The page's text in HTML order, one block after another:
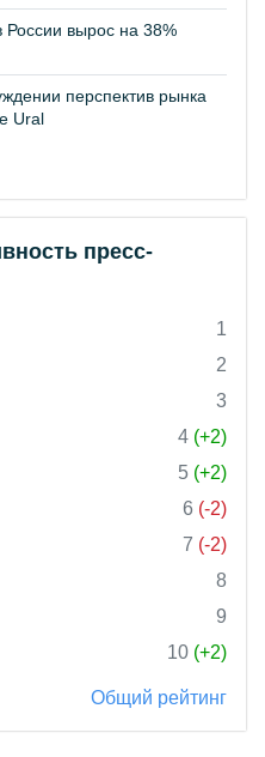
вырос на 38%
перспектив рынка
Ural
пресс-
1
2
3
4 (+2)
5 (+2)
6 (-2)
7 (-2)
8
9
10 (+2)
Общий рейтинг